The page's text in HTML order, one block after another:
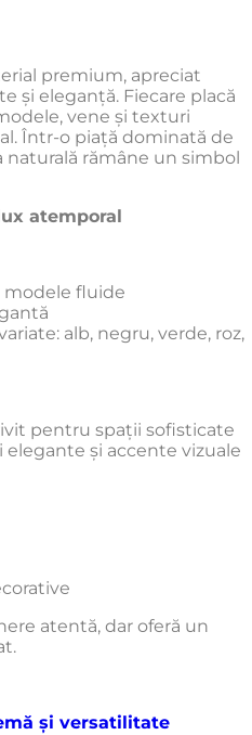
premium, apreciat
și eleganță. Fiecare placă
vene și texturi
Într-o piață dominată de
rămâne un simbol
atemporal
modele fluide
alb, negru, verde, roz,
pentru spații sofisticate
și accente vizuale
atentă, dar oferă un
și versatilitate